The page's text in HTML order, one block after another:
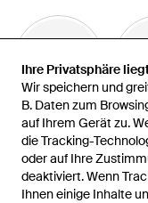
Ihre Privatsphäre
Wir speichern und
B. Daten zum
auf Ihrem Gerät zu.
die Tracking-
oder auf Ihre
deaktiviert. Wenn
Ihnen einige Inhalte
Ihre Privatsphäre
Wir speichern und
B. Daten zum
auf Ihrem Gerät zu.
die Tracking-
oder auf Ihre
deaktiviert. Wenn
Ihnen einige Inhalte
Pantofola D Oro